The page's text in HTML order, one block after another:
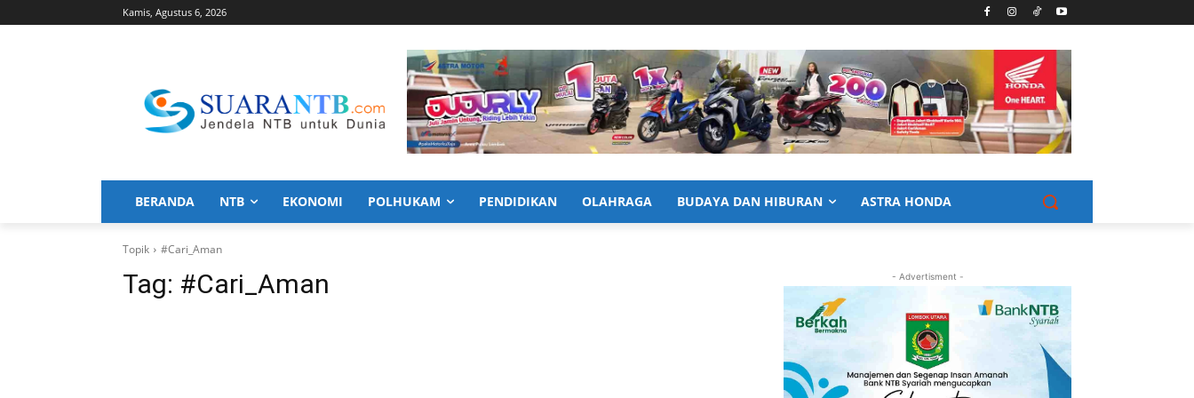
Kamis, Agustus 6, 2026
BERANDA NTB EKONOMI POLHUKAM PENDIDIKAN OLAHRAGA BUDAYA DAN HIBURAN ASTRA HONDA
Topik #Cari_Aman
Tag: #Cari_Aman - Advertisment -